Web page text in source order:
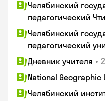
Челябинский
педагогический
Челябинский
педагогический
Дневник учителя •
National Geographic
Челябинский